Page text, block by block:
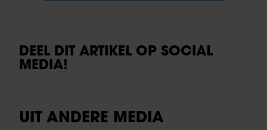
DEEL DIT ARTIKEL OP SOCIAL
MEDIA!
UIT ANDERE MEDIA